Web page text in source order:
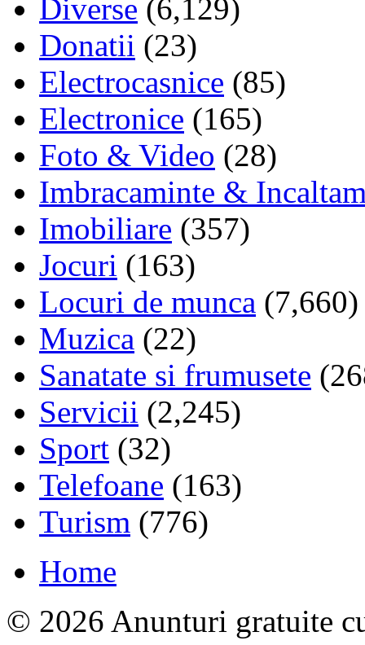
Diverse (6,129)
Donatii (23)
Electrocasnice (85)
Electronice (165)
Foto & Video (28)
Imbracaminte &
Imobiliare (357)
Jocuri (163)
Locuri de munca (7,660)
Muzica (22)
Sanatate si frumusete
Servicii (2,245)
Sport (32)
Telefoane (163)
Turism (776)
Home
© 2026 Anunturi gratuite